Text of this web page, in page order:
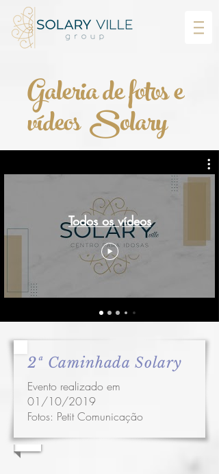
Galeria de fotos e
vídeos Solary
Todos os vídeos
2ª Caminhada Solary
Evento realizado em
01/10/2019
Fotos: Petit Comunicação